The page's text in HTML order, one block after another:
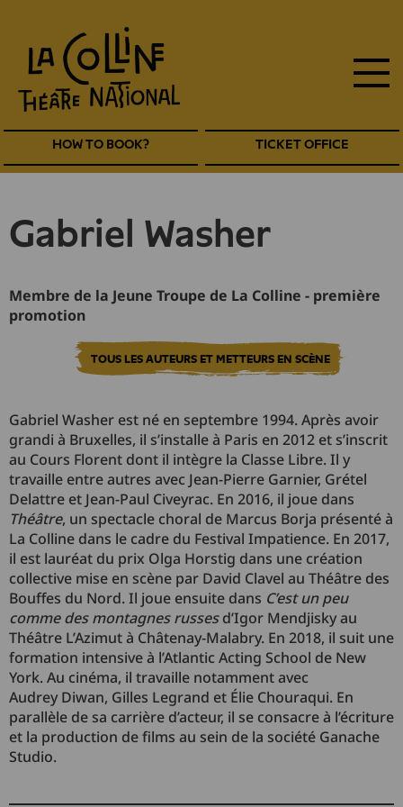
main
content
entête
HOW TO BOOK? TICKET OFFICE
navigation
EN
Gabriel Washer
Membre de la Jeune Troupe de La Colline - première
promotion
TOUS LES AUTEURS ET METTEURS EN SCÈNE
Gabriel Washer est né en septembre 1994. Après avoir
grandi à Bruxelles, il s’installe à Paris en 2012 et s’inscrit
au Cours Florent dont il intègre la Classe Libre. Il y
travaille entre autres avec Jean-Pierre Garnier, Grétel
Delattre et Jean-Paul Civeyrac. En 2016, il joue dans
Théâtre, un spectacle choral de Marcus Borja présenté à
La Colline dans le cadre du Festival Impatience. En 2017,
il est lauréat du prix Olga Horstig dans une création
collective mise en scène par David Clavel au Théâtre des
Bouffes du Nord. Il joue ensuite dans C’est un peu
comme des montagnes russesd’Igor Mendjisky au
Théâtre L’Azimut à Châtenay-Malabry. En 2018, il suit une
formation intensive à l’Atlantic Acting School de New
York. Au cinéma, il travaille notamment avec
Audrey Diwan, Gilles Legrand et Élie Chouraqui. En
parallèle de sa carrière d’acteur, il se consacre à l’écriture
et la production de films au sein de la société Ganache
Studio.